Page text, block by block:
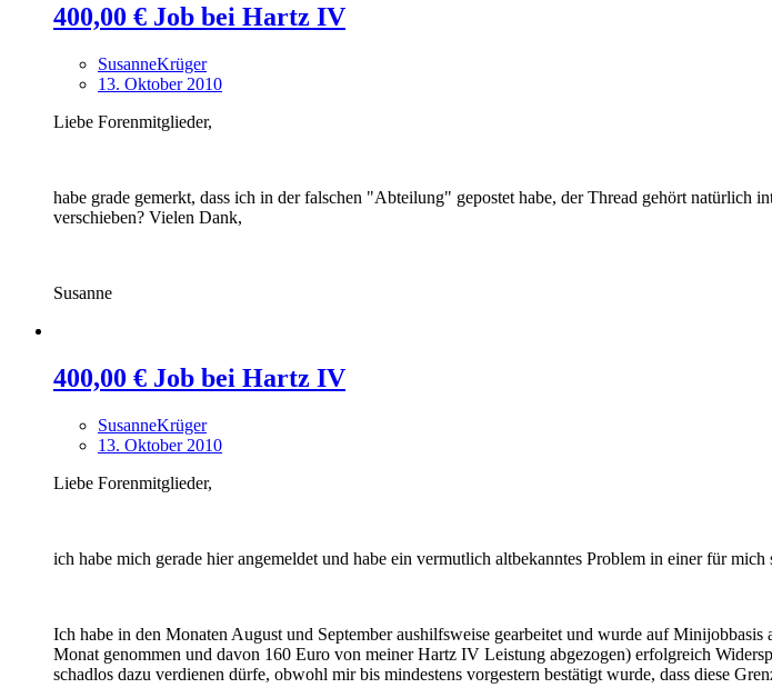
400,00 € Job bei Hartz IV
SusanneKrüger
13. Oktober 2010
Liebe Forenmitglieder,
habe grade gemerkt, dass ich in der falschen "Abteilung" gepostet habe, der Thread gehört
verschieben? Vielen Dank,
Susanne
400,00 € Job bei Hartz IV
SusanneKrüger
13. Oktober 2010
Liebe Forenmitglieder,
ich habe mich gerade hier angemeldet und habe ein vermutlich altbekanntes Problem in einer für mich
Ich habe in den Monaten August und September aushilfsweise gearbeitet und wurde auf
Monat genommen und davon 160 Euro von meiner Hartz IV Leistung abgezogen) erfolgreich
schadlos dazu verdienen dürfe, obwohl mir bis mindestens vorgestern bestätigt wurde, dass diese